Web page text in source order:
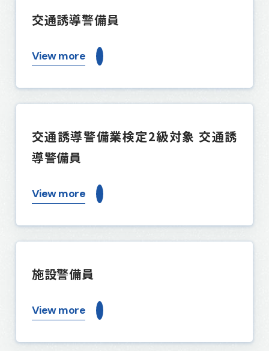
地域貢献活動（CSR）
交通誘導警備員
View more
交通誘導警備業検定2級対象 交通誘
導警備員
View more
施設警備員
View more